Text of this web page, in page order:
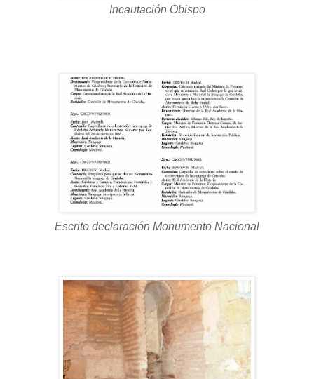
Incautación Obispo
Escrito declaración Monumento Nacional